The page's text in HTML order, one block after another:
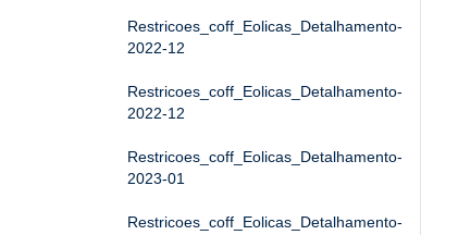
Restricoes_coff_Eolicas_Detalhamento-
2022-12
Restricoes_coff_Eolicas_Detalhamento-
2022-12
Restricoes_coff_Eolicas_Detalhamento-
2023-01
Restricoes_coff_Eolicas_Detalhamento-